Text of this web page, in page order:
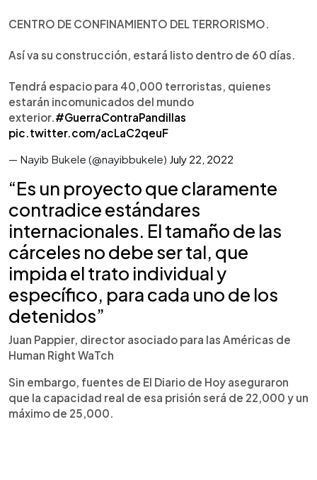
CENTRO DE CONFINAMIENTO DEL TERRORISMO.
Así va su construcción, estará listo dentro de 60 días.
Tendrá espacio para 40,000 terroristas, quienes
estarán incomunicados del mundo
exterior.#GuerraContraPandillas
pic.twitter.com/acLaC2qeuF
— Nayib Bukele (@nayibbukele) July 22, 2022
“Es un proyecto que claramente
contradice estándares
internacionales. El tamaño de las
cárceles no debe ser tal, que
impida el trato individual y
específico, para cada uno de los
detenidos”
Juan Pappier, director asociado para las Américas de
Human Right WaTch
Sin embargo, fuentes de El Diario de Hoy aseguraron
que la capacidad real de esa prisión será de 22,000 y un
máximo de 25,000.